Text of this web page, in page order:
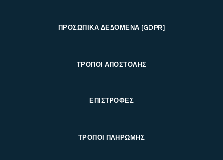
ΠΡΟΣΩΠΙΚΑ ΔΕΔΟΜΕΝΑ [GDPR]
ΤΡΟΠΟΙ ΑΠΟΣΤΟΛΗΣ
ΕΠΙΣΤΡΟΦΕΣ
ΤΡΟΠΟΙ ΠΛΗΡΩΜΗΣ